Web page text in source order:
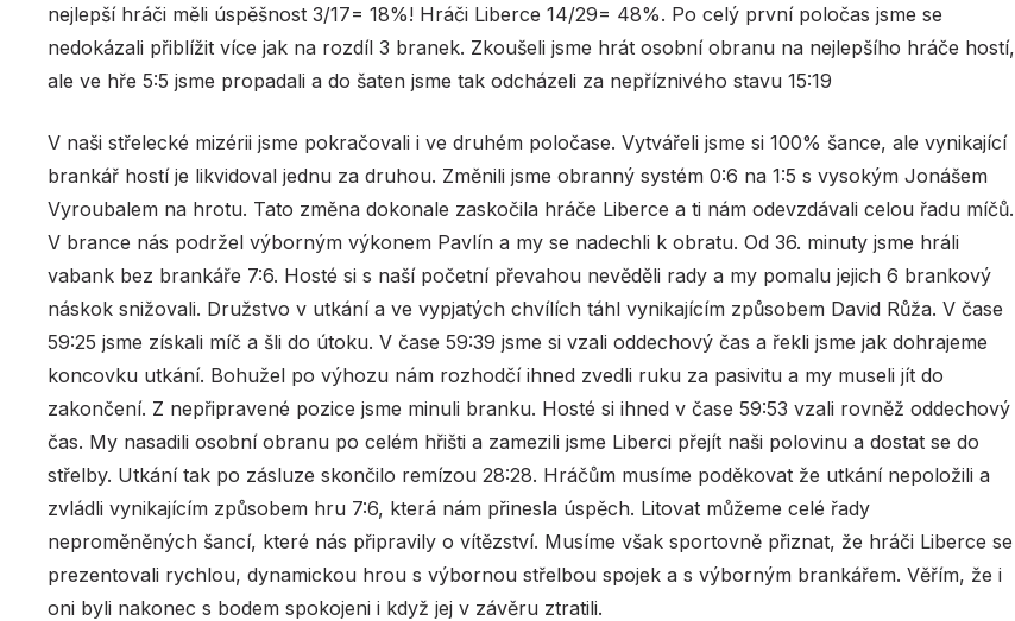
nejlepší hráči měli úspěšnost 3/17= 18%! Hráči Liberce 14/29= 48%. Po celý první poločas jsme se
nedokázali přiblížit více jak na rozdíl 3 branek. Zkoušeli jsme hrát osobní obranu na nejlepšího hráče hostí,
ale ve hře 5:5 jsme propadali a do šaten jsme tak odcházeli za nepříznivého stavu 15:19
V naši střelecké mizérii jsme pokračovali i ve druhém poločase. Vytvářeli jsme si 100% šance, ale vynikající
brankář hostí je likvidoval jednu za druhou. Změnili jsme obranný systém 0:6 na 1:5 s vysokým Jonášem
Vyroubalem na hrotu. Tato změna dokonale zaskočila hráče Liberce a ti nám odevzdávali celou řadu míčů.
V brance nás podržel výborným výkonem Pavlín a my se nadechli k obratu. Od 36. minuty jsme hráli
vabank bez brankáře 7:6. Hosté si s naší početní převahou nevěděli rady a my pomalu jejich 6 brankový
náskok snižovali. Družstvo v utkání a ve vypjatých chvílích táhl vynikajícím způsobem David Růža. V čase
59:25 jsme získali míč a šli do útoku. V čase 59:39 jsme si vzali oddechový čas a řekli jsme jak dohrajeme
koncovku utkání. Bohužel po výhozu nám rozhodčí ihned zvedli ruku za pasivitu a my museli jít do
zakončení. Z nepřipravené pozice jsme minuli branku. Hosté si ihned v čase 59:53 vzali rovněž oddechový
čas. My nasadili osobní obranu po celém hřišti a zamezili jsme Liberci přejít naši polovinu a dostat se do
střelby. Utkání tak po zásluze skončilo remízou 28:28. Hráčům musíme poděkovat že utkání nepoložili a
zvládli vynikajícím způsobem hru 7:6, která nám přinesla úspěch. Litovat můžeme celé řady
neproměněných šancí, které nás připravily o vítězství. Musíme však sportovně přiznat, že hráči Liberce se
prezentovali rychlou, dynamickou hrou s výbornou střelbou spojek a s výborným brankářem. Věřím, že i
oni byli nakonec s bodem spokojeni i když jej v závěru ztratili.